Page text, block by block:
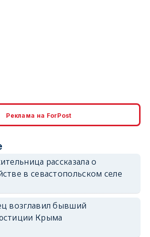
Реклама на ForPost
рассказала о
в севастопольском селе
возглавил бывший
Крыма